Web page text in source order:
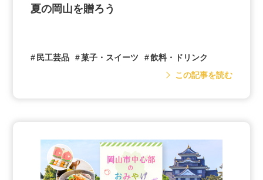
夏の岡山を贈ろう
民工芸品 菓子・スイーツ
飲料・ドリンク
この記事を読む